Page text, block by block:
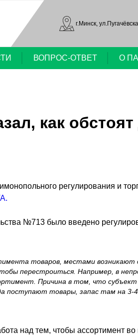
г.Минск,
ВОПРОС-ОТВЕТ О
как
регулирования и
№713 было введено
товаров, местами возникают
перестроиться. Например, в
Причина в том, что
поступают товары, запас там на 3-4
над тем, чтобы ассортимент